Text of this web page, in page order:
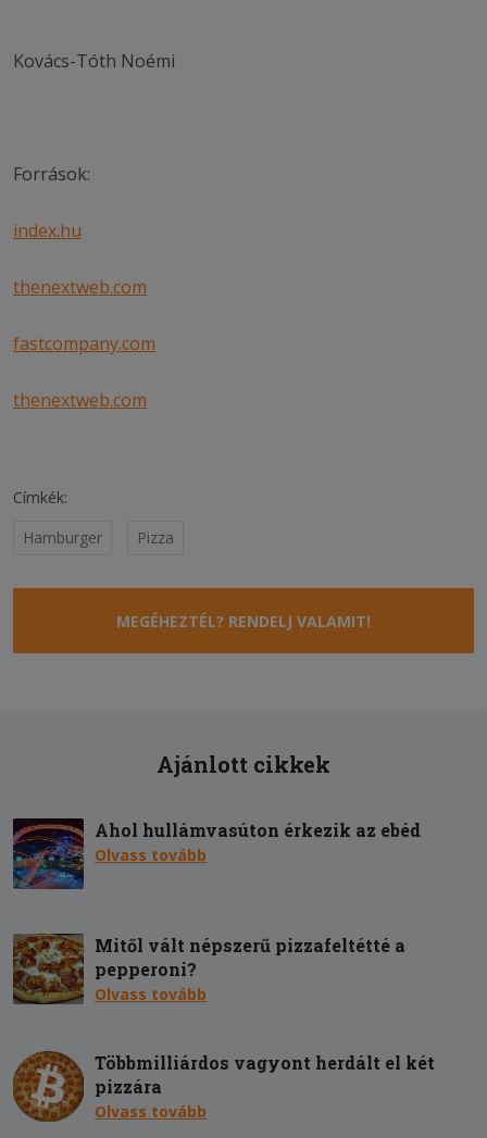
Kovács-Tóth Noémi
Források:
index.hu
thenextweb.com
fastcompany.com
thenextweb.com
Címkék:
Hamburger
Pizza
MEGÉHEZTÉL? RENDELJ VALAMIT!
Ajánlott cikkek
Ahol hullámvasúton érkezik az ebéd
Olvass tovább
Mitől vált népszerű pizzafeltétté a
pepperoni?
Olvass tovább
Többmilliárdos vagyont herdált el két
pizzára
Olvass tovább